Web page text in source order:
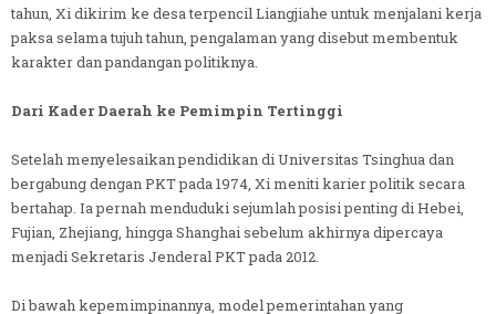
tahun, Xi dikirim ke desa terpencil Liangjiahe untuk menjalani kerja
paksa selama tujuh tahun, pengalaman yang disebut membentuk
karakter dan pandangan politiknya.
Dari Kader Daerah ke Pemimpin Tertinggi
Setelah menyelesaikan pendidikan di Universitas Tsinghua dan
bergabung dengan PKT pada 1974, Xi meniti karier politik secara
bertahap. Ia pernah menduduki sejumlah posisi penting di Hebei,
Fujian, Zhejiang, hingga Shanghai sebelum akhirnya dipercaya
menjadi Sekretaris Jenderal PKT pada 2012.
Di bawah kepemimpinannya, model pemerintahan yang